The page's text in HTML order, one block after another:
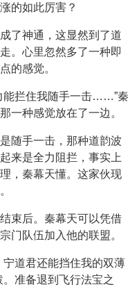
的如此厉害？
了神通，这显然到了道
。心里忽然多了一种即
的感觉。
能拦住我随手一击……”秦
一种感觉放在了一边。
随手一击，那种道韵波
来是全力阻拦，事实上
，秦幕天懂。这家伙现
束后。秦幕天可以凭借
门队伍加入他的联盟。
道君还能挡住我的双薄
准备退到飞行法宝之